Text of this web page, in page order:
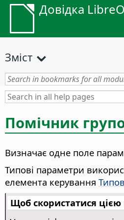
Довідка
Зміст
Помічник
Визначає одне поле
Типові параметри
елемента керування
Щоб скористатися